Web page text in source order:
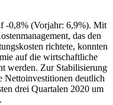
-0,8% (Vorjahr: 6,9%). Mit
das den
richtete, konnten
auf die wirtschaftliche
werden. Zur Stabilisierung
Nettoinvestitionen deutlich
drei Quartalen 2020 um